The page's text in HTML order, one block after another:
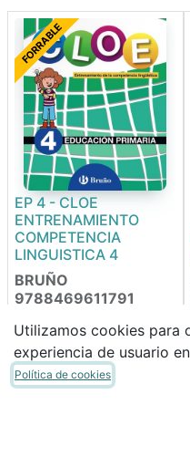
FORRABLE
EP 4 - CLOE
ENTRENAMIENTO
COMPETENCIA
LINGUISTICA 4
BRUÑO
9788469611791
23,03 €
19,58
Utilizamos cookies para
experiencia de usuario
Política de cookies